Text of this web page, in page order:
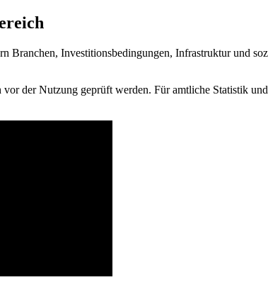
Branchen, Investitionsbedingungen, Infrastruktur und
der Nutzung geprüft werden. Für amtliche Statistik